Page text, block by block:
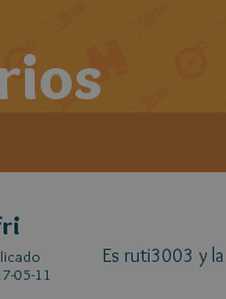
05-11
Es ruti3003 y